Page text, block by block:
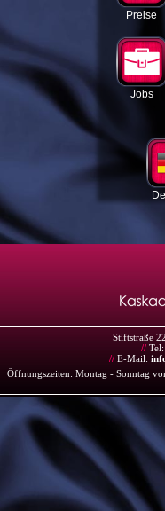
Preise
Jobs
Stiftstraße 22
//
// E-Mail:
Öffnungszeiten: Montag - Sonntag